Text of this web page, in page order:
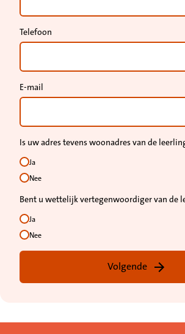
Telefoon
E-mail
Is uw adres tevens woonadres van de
Ja
Nee
Bent u wettelijk vertegenwoordiger van de
Ja
Nee
Volgende